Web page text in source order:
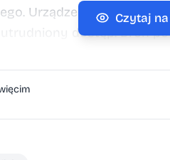
Urządzenie pomaga
dostęp. Dron
temu policjanci
wyposażone w
pracę w trudnych
poinformowała aspirant
Policji (KPP) w
Czytaj